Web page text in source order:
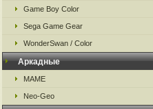
Game Boy Color
Sega Game Gear
WonderSwan / Color
Аркадные
MAME
Neo-Geo